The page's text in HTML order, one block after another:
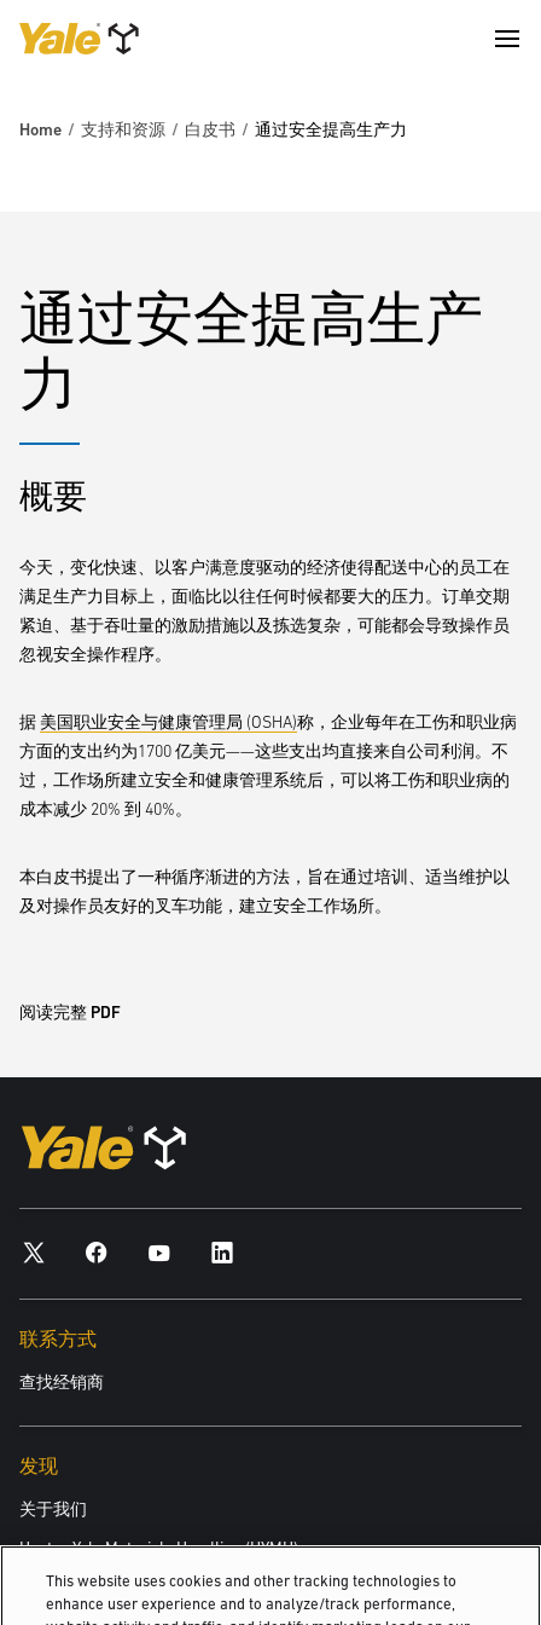
Home 支持和资源 白皮书 通过安全提高生产力
通过安全提高生产
力
概要
今天，变化快速、以客户满意度驱动的经济使得配送中心的员工在
满足生产力目标上，面临比以往任何时候都要大的压力。订单交期
紧迫、基于吞吐量的激励措施以及拣选复杂，可能都会导致操作员
忽视安全操作程序。
据 美国职业安全与健康管理局 (OSHA)称，企业每年在工伤和职业病
方面的支出约为1700 亿美元——这些支出均直接来自公司利润。不
过，工作场所建立安全和健康管理系统后，可以将工伤和职业病的
成本减少 20% 到 40%。
本白皮书提出了一种循序渐进的方法，旨在通过培训、适当维护以
及对操作员友好的叉车功能，建立安全工作场所。
阅读完整 PDF
联系方式
查找经销商
发现
关于我们
Hyster-Yale Materials Handling (HYMH)
This website uses cookies and other tracking technologies to
enhance user experience and to analyze/track performance,